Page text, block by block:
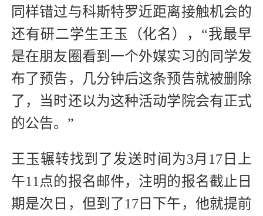
同样错过与科斯特罗近距离接触机会的
还有研二学生王玉（化名），“我最早
是在朋友圈看到一个外媒实习的同学发
布了预告，几分钟后这条预告就被删除
了，当时还以为这种活动学院会有正式
的公告。”
王玉辗转找到了发送时间为3月17日上
午11点的报名邮件，注明的报名截止日
期是次日，但到了17日下午，他就提前